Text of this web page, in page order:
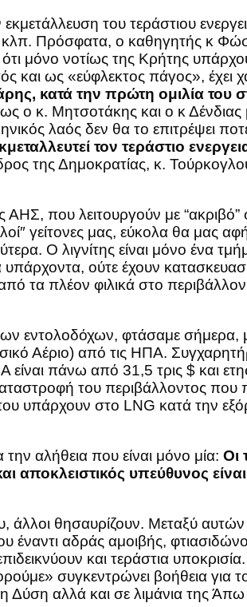
του τεράστιου
κλπ. Πρόσφατα, ο καθηγητής κ
ότι μόνο νοτίως της Κρήτης
και ως «εύφλεκτος πάγος», έχει
κατά την πρώτη ομιλία του
ο κ. Μητσοτάκης και ο κ Δένδιας
λαός δεν θα το επιτρέψει
τον τεράστιο
της Δημοκρατίας, κ.
που λειτουργούν με “ακριβό”
γείτονες μας, εύκολα θα μας
Ο λιγνίτης είναι μόνο ένα
ούτε έχουν
τα πλέον φιλικά στο
εντολοδόχων, φτάσαμε σήμερα,
Αέριο) από τις ΗΠΑ.
πάνω από 31,5 τρις $ και
του περιβάλλοντος που
υπάρχουν στο LNG κατά την
την αλήθεια που είναι μόνο μία: Οι
αποκλειστικός υπεύθυνος
θησαυρίζουν. Μεταξύ αυτών
έναντι αδράς αμοιβής,
και τεράστια υποκρισία.
συγκεντρώνει βοήθεια για
Δύση αλλά και σε λιμάνια της